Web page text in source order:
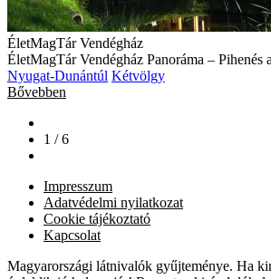
ÉletMagTár Vendégház
ÉletMagTár Vendégház Panoráma – Pihenés
Nyugat-Dunántúl Kétvölgy
Bővebben
1 / 6
Impresszum
Adatvédelmi nyilatkozat
Cookie tájékoztató
Kapcsolat
Magyarországi látnivalók gyűjteménye. Ha